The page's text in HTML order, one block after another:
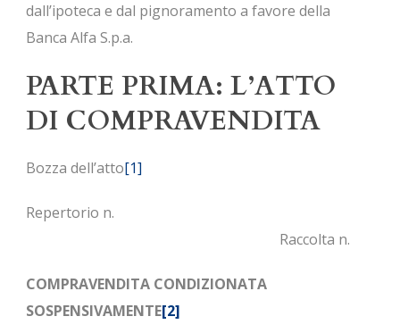
dall’ipoteca e dal pignoramento a favore della
Banca Alfa S.p.a.
PARTE PRIMA: L’ATTO
DI COMPRAVENDITA
Bozza dell’atto[1]
Repertorio n.
Raccolta n.
COMPRAVENDITA CONDIZIONATA
SOSPENSIVAMENTE[2]